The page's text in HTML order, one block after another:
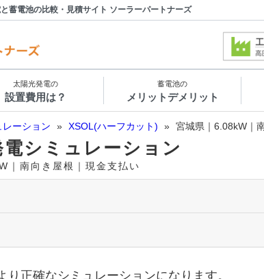
蓄電池の比較・見積サイト ソーラーパートナーズ
太陽光発電の
設置費用は？
蓄電池の
メリットデメリット
ーション » XSOL(ハーフカット) » 宮城県｜6.08kW｜
シミュレーション
南向き屋根｜現金支払い
正確なシミュレーションになります。